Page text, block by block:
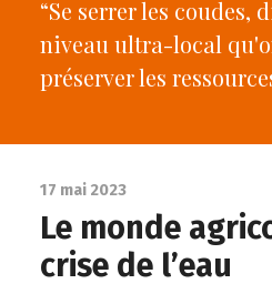
“Se serrer les coudes,
niveau ultra-local
préserver les
17 mai 2023
Le monde
crise de l’eau